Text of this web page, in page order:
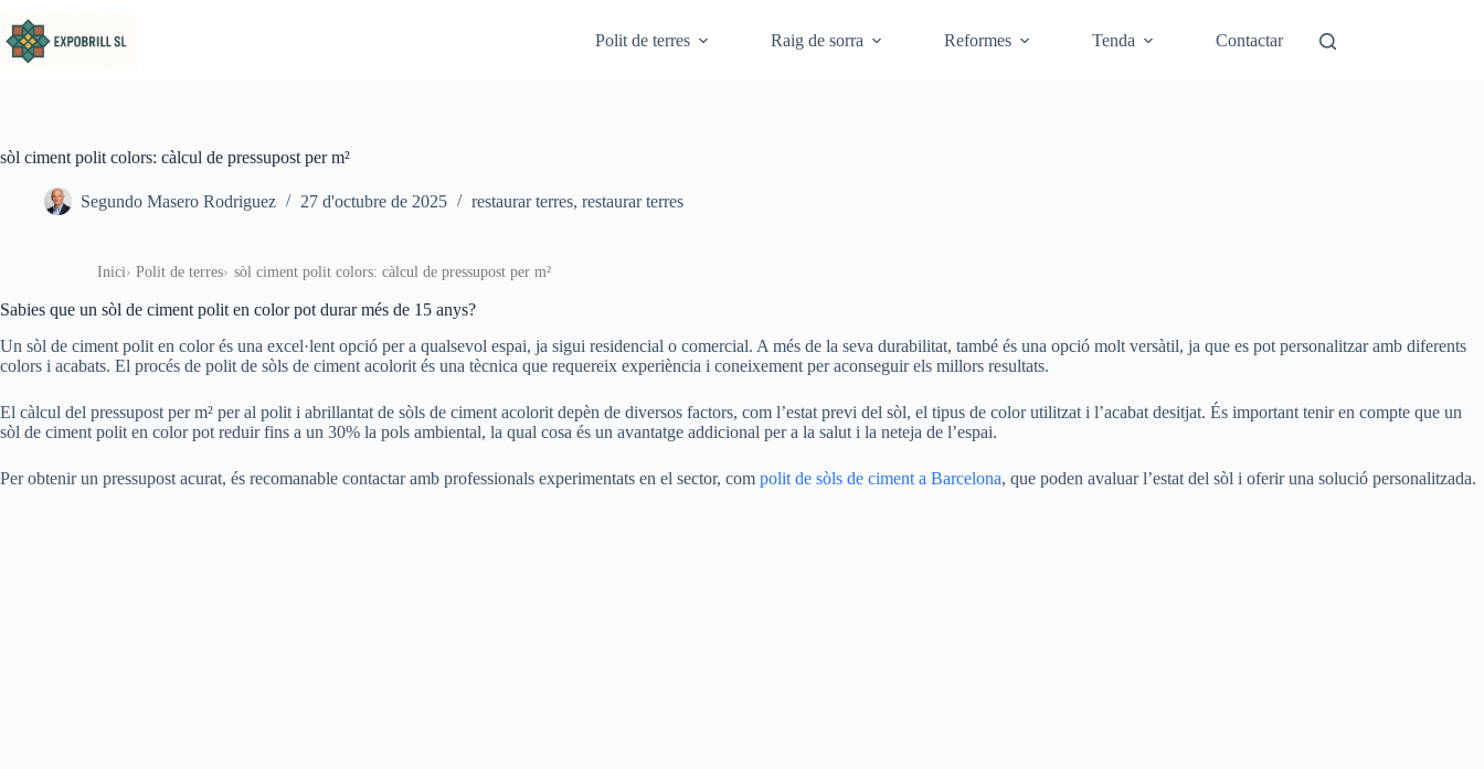
Polit de terres
Raig de sorra Reformes Tenda Contactar
sòl ciment polit colors: càlcul de pressupost per m²
Segundo Masero Rodriguez 27 d'octubre de 2025 restaurar terres, restaurar terres
Inici Polit de terres sòl ciment polit colors: càlcul de pressupost per m²
Sabies que un sòl de ciment polit en color pot durar més de 15 anys?
Un sòl de ciment polit en color és una excel·lent opció per a qualsevol espai, ja sigui residencial o comercial. A més de la seva durabilitat, també és una opció molt versàtil, ja que es pot personalitzar amb diferents
colors i acabats. El procés de polit de sòls de ciment acolorit és una tècnica que requereix experiència i coneixement per aconseguir els millors resultats.
El càlcul del pressupost per m² per al polit i abrillantat de sòls de ciment acolorit depèn de diversos factors, com l’estat previ del sòl, el tipus de color utilitzat i l’acabat desitjat. És important tenir en compte que un
sòl de ciment polit en color pot reduir fins a un 30% la pols ambiental, la qual cosa és un avantatge addicional per a la salut i la neteja de l’espai.
Per obtenir un pressupost acurat, és recomanable contactar amb professionals experimentats en el sector, com polit de sòls de ciment a Barcelona, que poden avaluar l’estat del sòl i oferir una solució personalitzada.